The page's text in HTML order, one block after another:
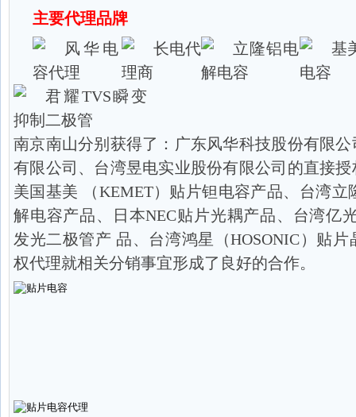
主要代理品牌
南京南山分别获得了：广东风华科技股份有限
有限公司、台湾昱电实业股份有限公司的直接
美国基美 （KEMET）贴片钽电容产品、台湾立
解电容产品、日本NEC贴片光耦产品、台湾亿
发光二极管产 品、台湾鸿星（HOSONIC）贴
权代理就相关分销事宜形成了良好的合作。